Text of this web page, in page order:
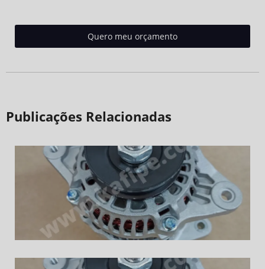
Quero meu orçamento
Publicações Relacionadas